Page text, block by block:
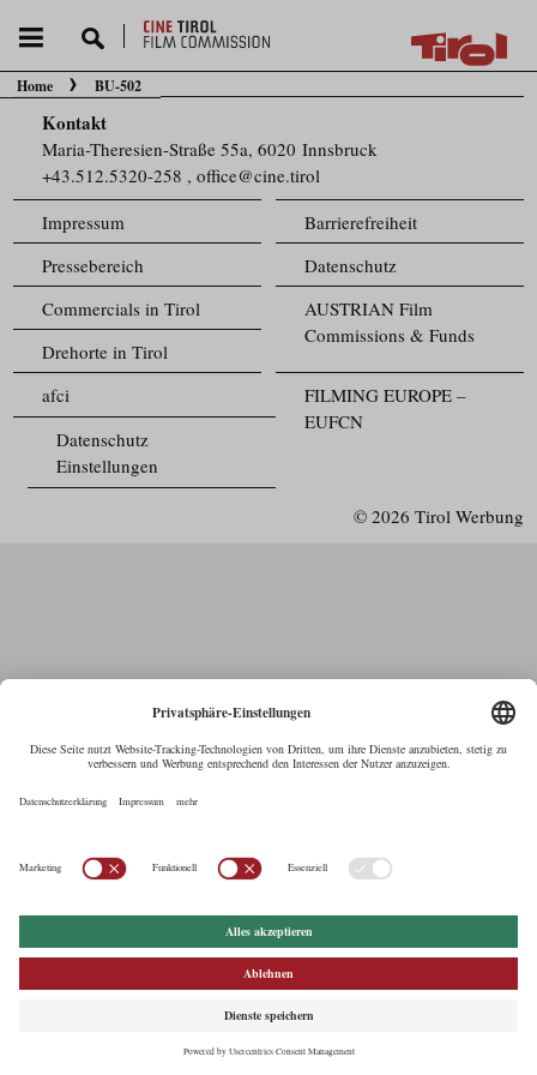
Sie befinden sich hier:
Home BU-502
Kontakt
Maria-Theresien-Straße 55a, 6020 Innsbruck
+43.512.5320-258 ,office@cine.tirol
Impressum
Barrierefreiheit
Pressebereich
Datenschutz
Commercials in Tirol
AUSTRIAN Film
Commissions & Funds
Drehorte in Tirol
FILMING EUROPE –
EUFCN
afci
Datenschutz
Einstellungen
© 2026 Tirol Werbung